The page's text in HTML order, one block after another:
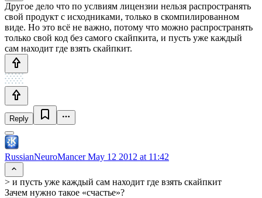
Другое дело что по услвиям лицензии нельзя распространять
свой продукт с исходниками, только в скомпилированном
виде. Но это всё не важно, потому что можно распространять
только свой код без самого скайпкита, и пусть уже каждый
сам находит где взять скайпкит.
Reply
RussianNeuroMancerMay 12 2012 at 11:42
> и пусть уже каждый сам находит где взять скайпкит
Зачем нужно такое «счастье»?